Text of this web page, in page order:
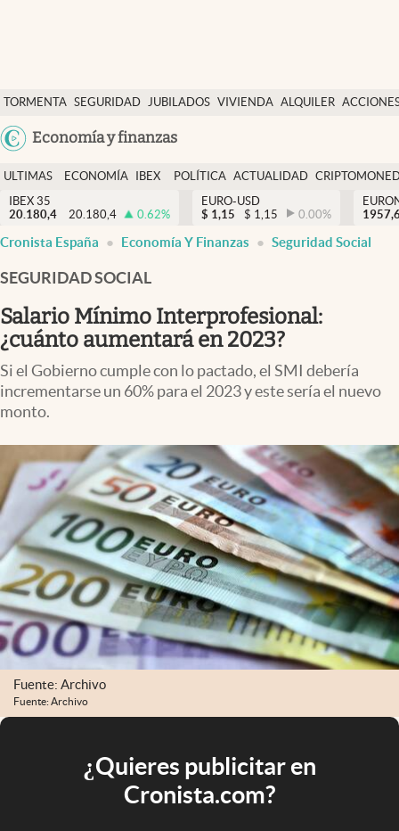
TORMENTA SEGURIDAD JUBILADOS VIVIENDA ALQUILER
USA
Colombia
Economía y finanzas
Economía y finanzas
Política
Actualidad
Criptomonedas
España
ULTIMAS
NOTICIAS
ECONOMÍA
FINANZAS
IBEX
EURO
POLÍTICA ACTUALIDAD
IBEX 35
20.180,4
20.180,4 0.62%
EURO-USD
$ 1,15 $ 1,15 0.00%
Cronista España Economía Y Finanzas Seguridad Social
SEGURIDAD SOCIAL
Salario Mínimo Interprofesional:
¿cuánto aumentará en 2023?
Si el Gobierno cumple con lo pactado, el SMI debería
incrementarse un 60% para el 2023 y este sería el nuevo
monto.
Fuente: Archivo
Fuente: Archivo
¿Quieres publicitar en
Cronista.com?